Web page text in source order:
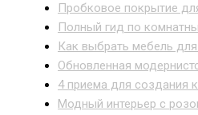
Пробковое покрытие
Полный гид по
Как выбрать мебель
Обновленная
4 приема для создания
Модный интерьер с